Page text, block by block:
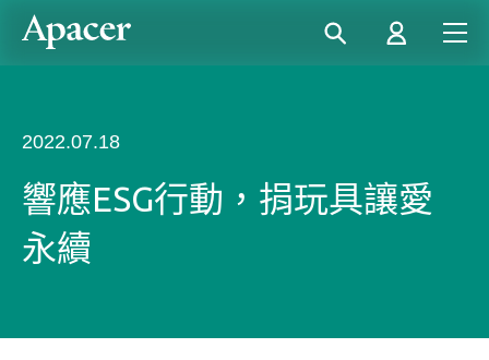
2022.07.18
響應ESG行動，捐玩具讓愛
永續